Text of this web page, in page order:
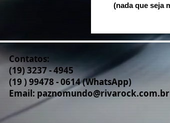
(nada que seja
Contatos:
(19) 3237 - 4945
(19 ) 99478 - 0614 (WhatsApp)
Email:paznomundo@rivarock.com.br